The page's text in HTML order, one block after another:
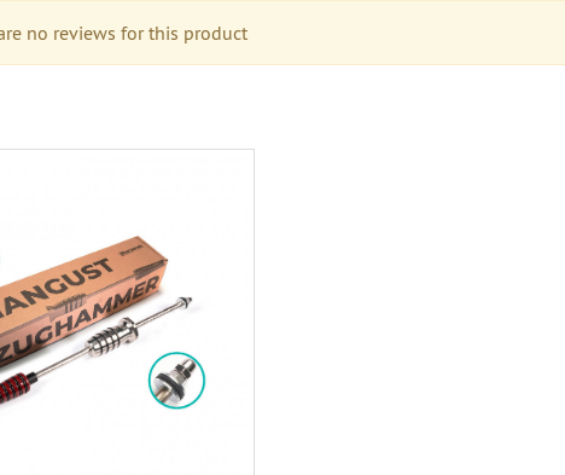
no reviews for this product